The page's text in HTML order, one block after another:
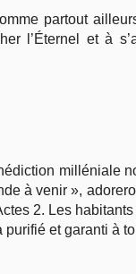
partout
l’Éternel et à
milléniale
à venir »,
2. Les
et garanti à